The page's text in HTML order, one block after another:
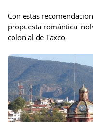
Con estas
propuesta romántica
colonial de Taxco.